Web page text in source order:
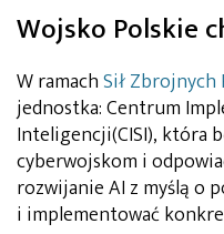
Wojsko Polskie
W ramachSił Zbrojnych
jednostka: Centrum
Inteligencji(CISI), która
cyberwojskom i
rozwijanie AI z myślą o
i implementować